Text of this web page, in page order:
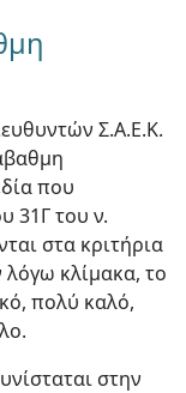
Σ.Α.Ε.Κ.
που
31Γ του ν.
στα κριτήρια
λόγω κλίμακα, το
πολύ καλό,
στην